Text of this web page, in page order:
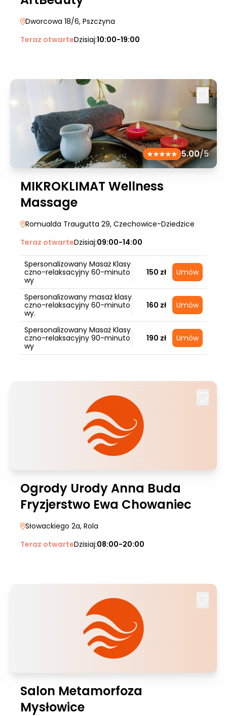
Dworcowa 18/6, Pszczyna
Teraz otwarteDzisiaj:10:00-19:00
5.00/5
MIKROKLIMAT Wellness
Massage
Romualda Traugutta 29, Czechowice-Dziedzice
Teraz otwarteDzisiaj:09:00-14:00
Spersonalizowany Masaż Klasy
czno-relaksacyjny 60-minuto
wy
150 zł Umów
Spersonalizowany masaż klasy
czno-relaksacyjny 60-minuto
wy.
160 zł Umów
Spersonalizowany Masaż Klasy
czno-relaksacyjny 90-minuto
wy
190 zł Umów
Ogrody Urody Anna Buda
Fryzjerstwo Ewa Chowaniec
Słowackiego 2a, Rola
Teraz otwarteDzisiaj:08:00-20:00
Salon Metamorfoza
Mysłowice